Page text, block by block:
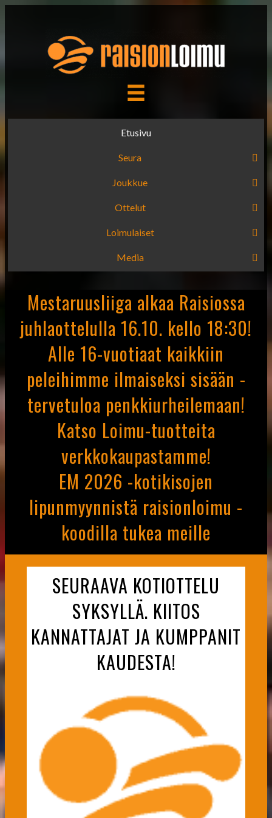
Etusivu
Seura
Joukkue
Ottelut
Loimulaiset
Media
Mestaruusliiga alkaa Raisiossa
juhlaottelulla 16.10. kello 18:30!
Alle 16-vuotiaat kaikkiin
peleihimme ilmaiseksi sisään -
tervetuloa penkkiurheilemaan!
Katso Loimu-tuotteita
verkkokaupastamme!
EM 2026 -kotikisojen
lipunmyynnistä raisionloimu -
koodilla tukea meille
SEURAAVA KOTIOTTELU
SYKSYLLÄ. KIITOS
KANNATTAJAT JA KUMPPANIT
KAUDESTA!